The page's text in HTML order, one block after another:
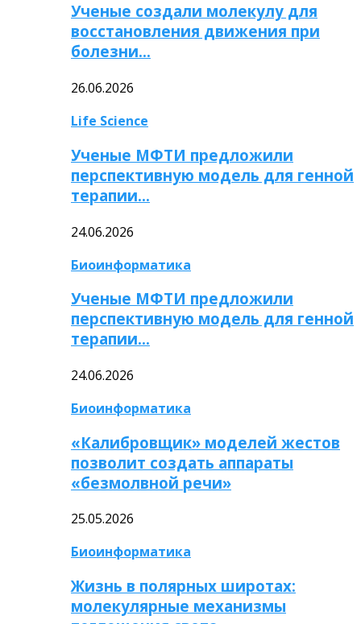
Ученые создали молекулу для
восстановления движения при
болезни…
26.06.2026
Life Science
Ученые МФТИ предложили
перспективную модель для генной
терапии…
24.06.2026
Биоинформатика
Ученые МФТИ предложили
перспективную модель для генной
терапии…
24.06.2026
Биоинформатика
«Калибровщик» моделей жестов
позволит создать аппараты
«безмолвной речи»
25.05.2026
Биоинформатика
Жизнь в полярных широтах:
молекулярные механизмы